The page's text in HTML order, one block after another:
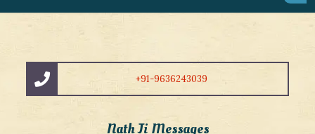
+91-9636243039
Nath Ji Messages